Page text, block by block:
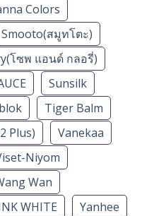
Colors
Smooto(สมูทโตะ)
โซพ แอนด์ กลอรี่)
Sunsilk
Tiger Balm
Plus)
Vanekaa
Niyom
Wan
WHITE
Yanhee